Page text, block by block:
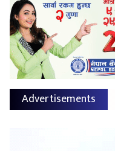
Advertisements